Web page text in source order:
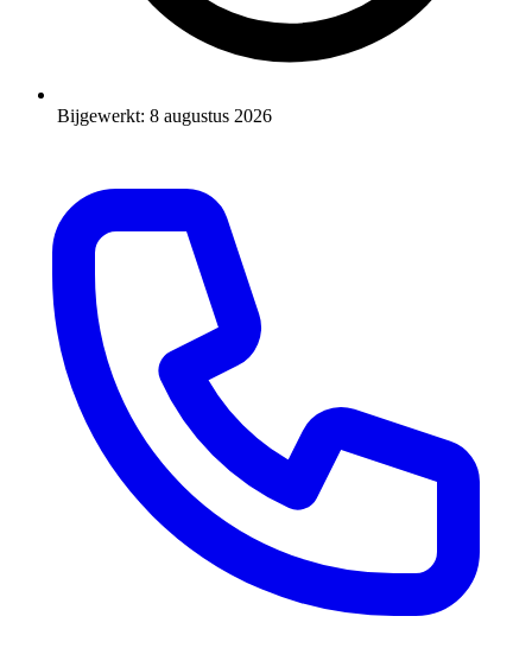
Bijgewerkt: 8 augustus 2026